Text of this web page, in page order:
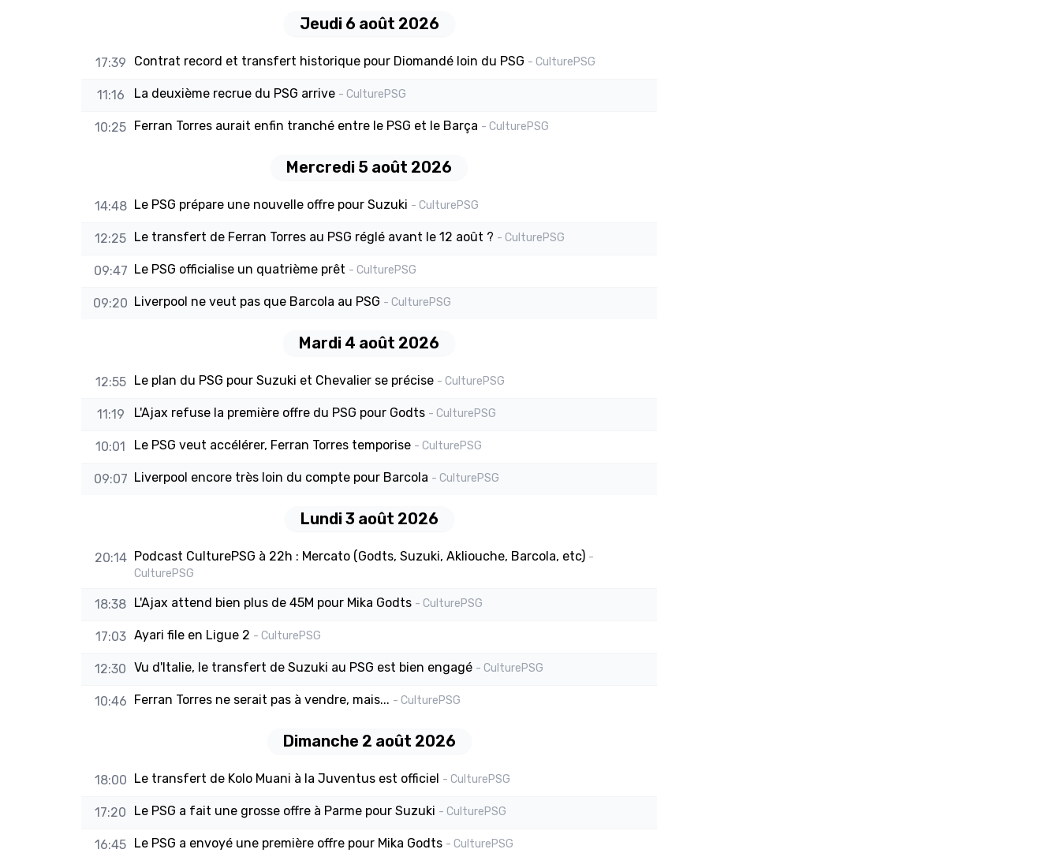
Jeudi 6 août 2026
17:39 Contrat record et transfert historique pour Diomandé loin du PSG - CulturePSG
11:16 La deuxième recrue du PSG arrive - CulturePSG
10:25 Ferran Torres aurait enfin tranché entre le PSG et le Barça - CulturePSG
Mercredi 5 août 2026
14:48 Le PSG prépare une nouvelle offre pour Suzuki - CulturePSG
12:25 Le transfert de Ferran Torres au PSG réglé avant le 12 août ? - CulturePSG
09:47 Le PSG officialise un quatrième prêt - CulturePSG
09:20 Liverpool ne veut pas que Barcola au PSG - CulturePSG
Mardi 4 août 2026
12:55 Le plan du PSG pour Suzuki et Chevalier se précise - CulturePSG
11:19 L'Ajax refuse la première offre du PSG pour Godts - CulturePSG
10:01 Le PSG veut accélérer, Ferran Torres temporise - CulturePSG
09:07 Liverpool encore très loin du compte pour Barcola - CulturePSG
Lundi 3 août 2026
20:14 Podcast CulturePSG à 22h : Mercato (Godts, Suzuki, Akliouche, Barcola, etc) -
CulturePSG
18:38 L'Ajax attend bien plus de 45M pour Mika Godts - CulturePSG
17:03 Ayari file en Ligue 2 - CulturePSG
12:30 Vu d'Italie, le transfert de Suzuki au PSG est bien engagé - CulturePSG
10:46 Ferran Torres ne serait pas à vendre, mais... - CulturePSG
Dimanche 2 août 2026
18:00 Le transfert de Kolo Muani à la Juventus est officiel - CulturePSG
17:20 Le PSG a fait une grosse offre à Parme pour Suzuki - CulturePSG
16:45 Le PSG a envoyé une première offre pour Mika Godts - CulturePSG